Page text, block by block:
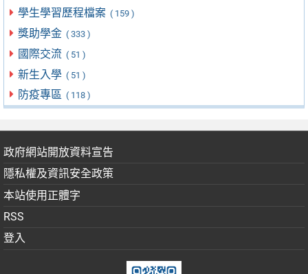
學生學習歷程檔案 ( 159 )
獎助學金 ( 333 )
國際交流 ( 51 )
新生入學 ( 51 )
防疫專區 ( 118 )
政府網站開放資料宣告
隱私權及資訊安全政策
本站使用正體字
RSS
登入